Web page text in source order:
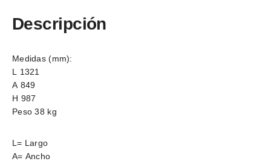
Descripción
Medidas (mm):
L 1321
A 849
H 987
Peso 38 kg
L= Largo
A= Ancho